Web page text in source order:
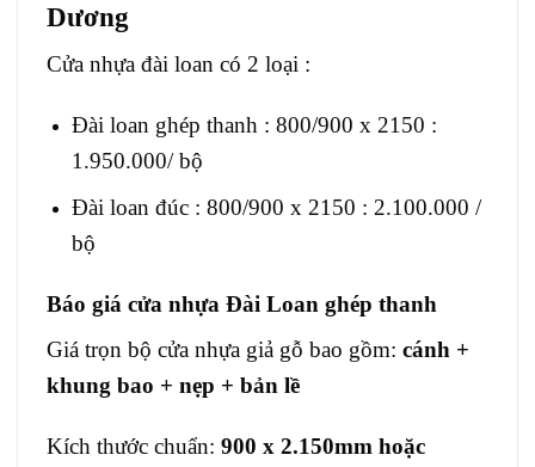
Dương
Cửa nhựa đài loan có 2 loại :
Đài loan ghép thanh : 800/900 x 2150 :
1.950.000/ bộ
Đài loan đúc : 800/900 x 2150 : 2.100.000 /
bộ
Báo giá cửa nhựa Đài Loan ghép thanh
Giá trọn bộ cửa nhựa giả gỗ bao gồm: cánh +
khung bao + nẹp + bản lề
Kích thước chuẩn: 900 x 2.150mm hoặc